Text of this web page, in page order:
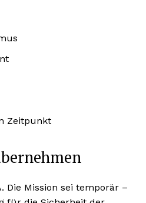
Zeitpunkt
Die Mission sei temporär –